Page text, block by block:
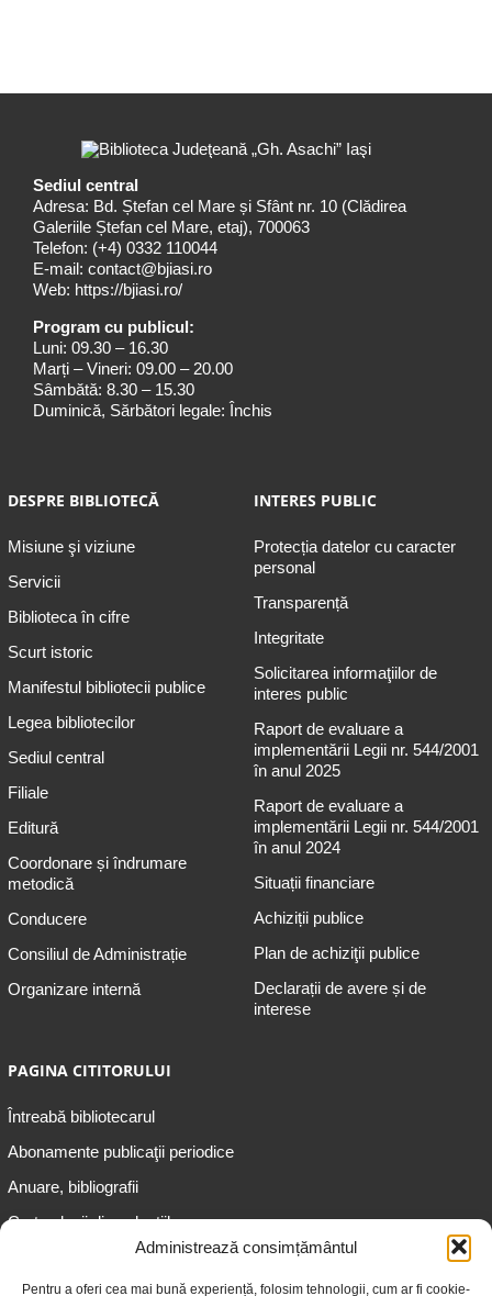
Administrează consimțământul
Pentru a oferi cea mai bună experiență, folosim tehnologii, cum ar fi cookie-
Sediul central
Adresa: Bd. Ștefan cel Mare și Sfânt nr. 10 (Clădirea
Galeriile Ștefan cel Mare, etaj), 700063
Telefon: (+4) 0332 110044
E-mail: contact@bjiasi.ro
Web: https://bjiasi.ro/
Program cu publicul:
Luni: 09.30 – 16.30
Marți – Vineri: 09.00 – 20.00
Sâmbătă: 8.30 – 15.30
Duminică, Sărbători legale: Închis
DESPRE BIBLIOTECĂ
Misiune şi viziune
Servicii
Biblioteca în cifre
Scurt istoric
Manifestul bibliotecii publice
Legea bibliotecilor
Sediul central
Filiale
Editură
Coordonare și îndrumare
metodică
Conducere
Consiliul de Administrație
Organizare internă
INTERES PUBLIC
Protecția datelor cu caracter
personal
Transparență
Integritate
Solicitarea informaţiilor de
interes public
Raport de evaluare a
implementării Legii nr. 544/2001
în anul 2025
Raport de evaluare a
implementării Legii nr. 544/2001
în anul 2024
Situații financiare
Achiziții publice
Plan de achiziţii publice
Declarații de avere și de
interese
PAGINA CITITORULUI
Întreabă bibliotecarul
Abonamente publicaţii periodice
Anuare, bibliografii
Cartea lunii din colecțiile